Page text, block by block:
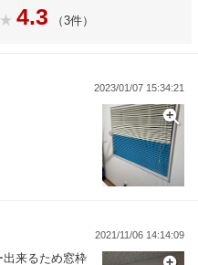
4.3 （3件）
2023/01/07 15:34:21
2021/11/06 14:14:09
出来るため窓枠